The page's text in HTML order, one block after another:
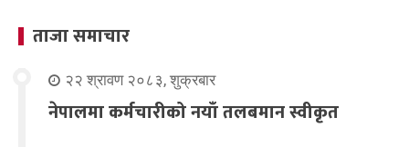
ताजा समाचार
२२ श्रावण २०८३, शुक्रबार
नेपालमा कर्मचारीको नयाँ तलबमान स्वीकृत